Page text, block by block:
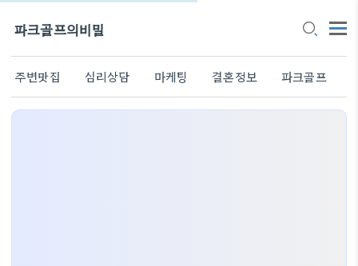
파크골프의비밀
주변맛집 심리상담 마케팅 결혼정보 파크골프